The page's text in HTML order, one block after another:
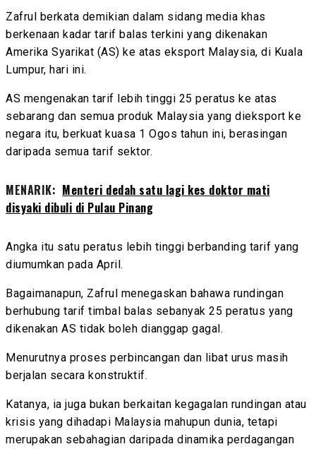
Zafrul berkata demikian dalam sidang media khas
berkenaan kadar tarif balas terkini yang dikenakan
Amerika Syarikat (AS) ke atas eksport Malaysia, di Kuala
Lumpur, hari ini.
AS mengenakan tarif lebih tinggi 25 peratus ke atas
sebarang dan semua produk Malaysia yang dieksport ke
negara itu, berkuat kuasa 1 Ogos tahun ini, berasingan
daripada semua tarif sektor.
MENARIK: Menteri dedah satu lagi kes doktor mati
disyaki dibuli di Pulau Pinang
Angka itu satu peratus lebih tinggi berbanding tarif yang
diumumkan pada April.
Bagaimanapun, Zafrul menegaskan bahawa rundingan
berhubung tarif timbal balas sebanyak 25 peratus yang
dikenakan AS tidak boleh dianggap gagal.
Menurutnya proses perbincangan dan libat urus masih
berjalan secara konstruktif.
Katanya, ia juga bukan berkaitan kegagalan rundingan atau
krisis yang dihadapi Malaysia mahupun dunia, tetapi
merupakan sebahagian daripada dinamika perdagangan